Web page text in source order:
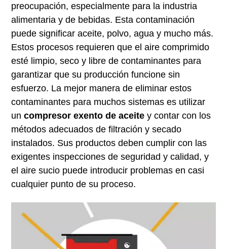
preocupación, especialmente para la industria
alimentaria y de bebidas. Esta contaminación
puede significar aceite, polvo, agua y mucho más.
Estos procesos requieren que el aire comprimido
esté limpio, seco y libre de contaminantes para
garantizar que su producción funcione sin
esfuerzo. La mejor manera de eliminar estos
contaminantes para muchos sistemas es utilizar
un compresor exento de aceitey contar con los
métodos adecuados de filtración y secado
instalados. Sus productos deben cumplir con las
exigentes inspecciones de seguridad y calidad, y
el aire sucio puede introducir problemas en casi
cualquier punto de su proceso.